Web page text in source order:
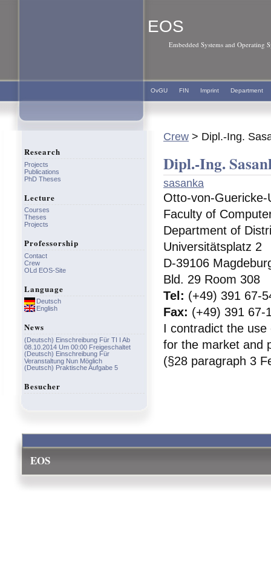
EOS
Embedded Systems and Operating
OvGU FIN Imprint Department
Crew > Dipl.-Ing.
Dipl.-Ing.
sasanka
Otto-von-
Faculty of
Department of
Universitätsplatz 2
D-39106
Bld. 29 Room 308
Tel: (+49) 391 67-
Fax: (+49) 391 67-
I contradict the
for the market and
(§28 paragraph 3
Research
Projects
Publications
PhD Theses
Lecture
Courses
Theses
Projects
Professorship
Contact
Crew
OLd EOS-Site
Language
Deutsch
English
News
(Deutsch) Einschreibung Für TI I Ab
08.10.2014 Um 00:00 Freigeschaltet
(Deutsch) Einschreibung Für
Veranstaltung Nun Möglich
(Deutsch) Praktische Aufgabe 5
Besucher
EOS